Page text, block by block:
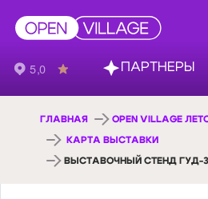
ГЛАВНАЯ OPEN VILLAGE
КАРТА ВЫСТАВКИ
ВЫСТАВОЧНЫЙ СТЕНД ГУД-